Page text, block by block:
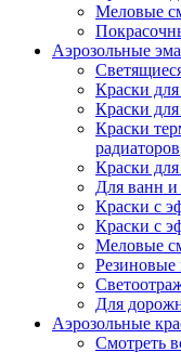
Меловые
Аэрозольные
Краски для
Краски
Краски
радиаторов
Краски
Для ванн
Краски с
Краски с
Меловые
Резиновые
Для
Аэрозольные
Смотреть